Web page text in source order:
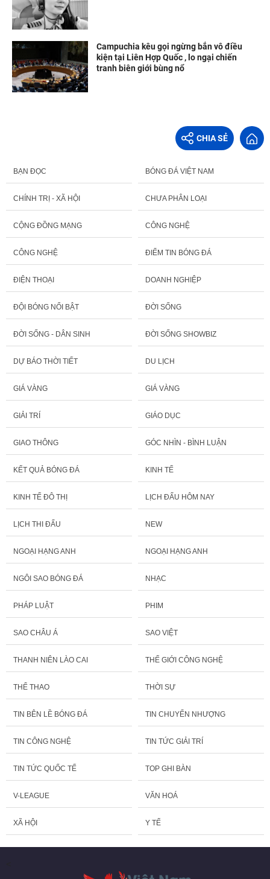
Campuchia kêu gọi ngừng bắn vô điều
kiện tại Liên Hợp Quốc , lo ngại chiến
tranh biên giới bùng nổ
CHIA SẺ
BẠN ĐỌC BÓNG ĐÁ VIỆT NAM
CHÍNH TRỊ - XÃ HỘI CHƯA PHÂN LOẠI
CỘNG ĐỒNG MẠNG CÔNG NGHỆ
CÔNG NGHỆ ĐIỂM TIN BÓNG ĐÁ
ĐIỆN THOẠI DOANH NGHIỆP
ĐỘI BÓNG NỔI BẬT ĐỜI SỐNG
ĐỜI SỐNG - DÂN SINH ĐỜI SỐNG SHOWBIZ
DỰ BÁO THỜI TIẾT DU LỊCH
GIÁ VÀNG GIÁ VÀNG
GIẢI TRÍ GIÁO DỤC
GIAO THÔNG GÓC NHÌN - BÌNH LUẬN
KẾT QUẢ BÓNG ĐÁ KINH TẾ
KINH TẾ ĐÔ THỊ LỊCH ĐẤU HÔM NAY
LỊCH THI ĐẤU NEW
NGOẠI HẠNG ANH NGOẠI HẠNG ANH
NGÔI SAO BÓNG ĐÁ NHẠC
PHÁP LUẬT PHIM
SAO CHÂU Á SAO VIỆT
THANH NIÊN LÀO CAI THẾ GIỚI CÔNG NGHỆ
THỂ THAO THỜI SỰ
TIN BÊN LỀ BÓNG ĐÁ TIN CHUYỂN NHƯỢNG
TIN CÔNG NGHỆ TIN TỨC GIẢI TRÍ
TIN TỨC QUỐC TẾ TOP GHI BÀN
V-LEAGUE VĂN HOÁ
XÃ HỘI Y TẾ